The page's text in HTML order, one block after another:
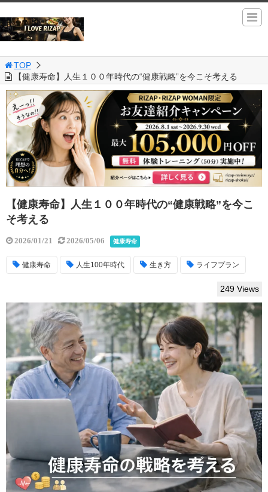
TOP
【健康寿命】人生１００年時代の“健康戦略”を今こそ考える
【健康寿命】人生１００年時代の“健康戦略”を今こ
そ考える
2026/01/21 2026/05/06 健康寿命
健康寿命 人生100年時代 生き方 ライフプラン
249 Views